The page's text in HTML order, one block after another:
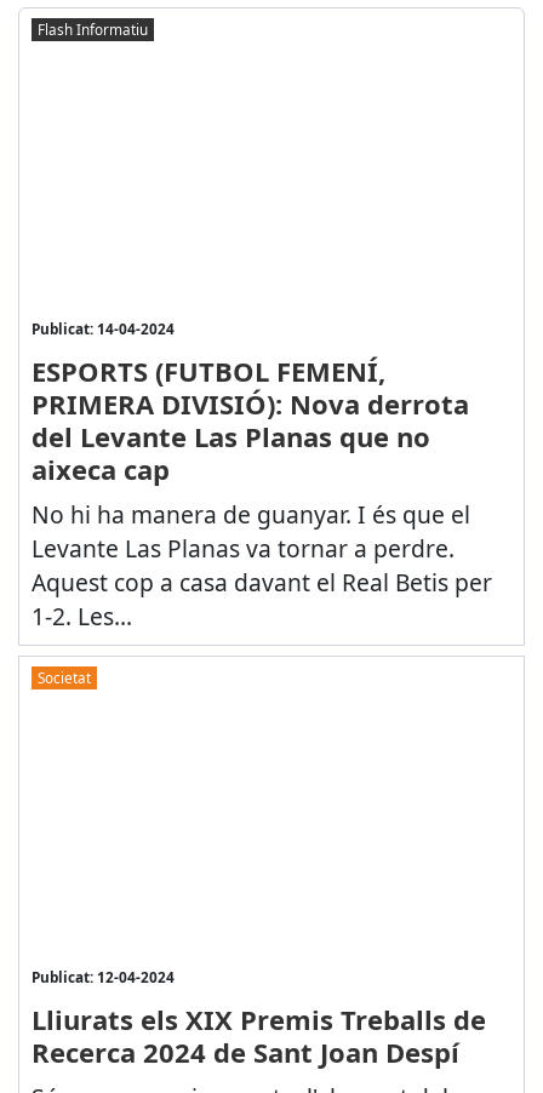
Flash Informatiu
Publicat: 14-04-2024
ESPORTS (FUTBOL FEMENÍ,
PRIMERA DIVISIÓ): Nova derrota
del Levante Las Planas que no
aixeca cap
No hi ha manera de guanyar. I és que el
Levante Las Planas va tornar a perdre.
Aquest cop a casa davant el Real Betis per
1-2. Les...
Societat
Publicat: 12-04-2024
Lliurats els XIX Premis Treballs de
Recerca 2024 de Sant Joan Despí